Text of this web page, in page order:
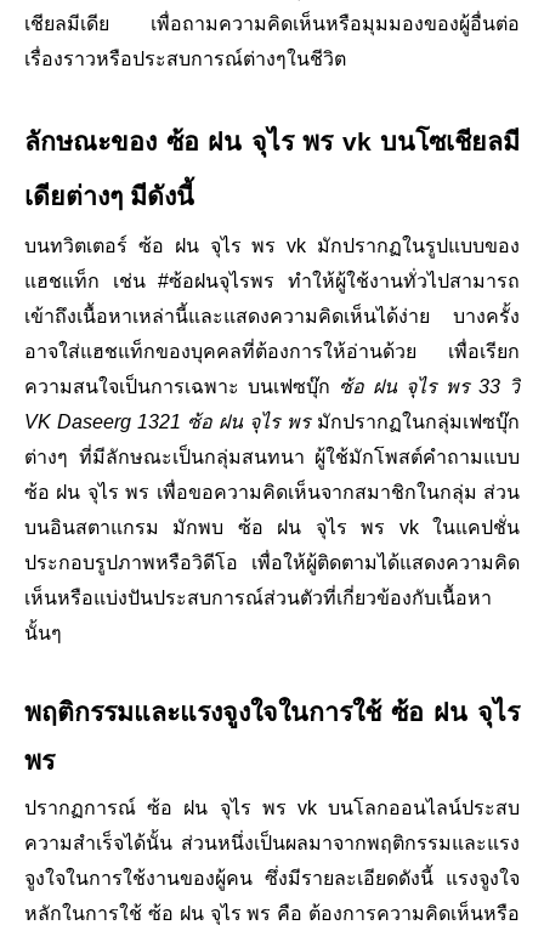
เชียลมีเดีย เพื่อถามความคิดเห็นหรือมุมมองของผู้อื่นต่อ
เรื่องราวหรือประสบการณ์ต่างๆในชีวิต
ลักษณะของ ซ้อ ฝน จุไร พร vk บนโซเชียลมี
เดียต่างๆ มีดังนี้
บนทวิตเตอร์ ซ้อ ฝน จุไร พร vk มักปรากฏในรูปแบบของ
แฮชแท็ก เช่น #ซ้อฝนจุไรพร ทําให้ผู้ใช้งานทั่วไปสามารถ
เข้าถึงเนื้อหาเหล่านี้และแสดงความคิดเห็นได้ง่าย บางครั้ง
อาจใส่แฮชแท็กของบุคคลที่ต้องการให้อ่านด้วย เพื่อเรียก
ความสนใจเป็นการเฉพาะ บนเฟซบุ๊ก ซ้อ ฝน จุไร พร 33 วิ
VK Daseerg 1321 ซ้อ ฝน จุไร พรมักปรากฏในกลุ่มเฟซบุ๊ก
ต่างๆ ที่มีลักษณะเป็นกลุ่มสนทนา ผู้ใช้มักโพสต์คําถามแบบ
ซ้อ ฝน จุไร พร เพื่อขอความคิดเห็นจากสมาชิกในกลุ่ม ส่วน
บนอินสตาแกรม มักพบ ซ้อ ฝน จุไร พร vk ในแคปชั่น
ประกอบรูปภาพหรือวิดีโอ เพื่อให้ผู้ติดตามได้แสดงความคิด
เห็นหรือแบ่งปันประสบการณ์ส่วนตัวที่เกี่ยวข้องกับเนื้อหา
นั้นๆ
พฤติกรรมและแรงจูงใจในการใช้ ซ้อ ฝน จุไร
พร
ปรากฏการณ์ ซ้อ ฝน จุไร พร vk บนโลกออนไลน์ประสบ
ความสําเร็จได้นั้น ส่วนหนึ่งเป็นผลมาจากพฤติกรรมและแรง
จูงใจในการใช้งานของผู้คน ซึ่งมีรายละเอียดดังนี้ แรงจูงใจ
หลักในการใช้ ซ้อ ฝน จุไร พร คือ ต้องการความคิดเห็นหรือ